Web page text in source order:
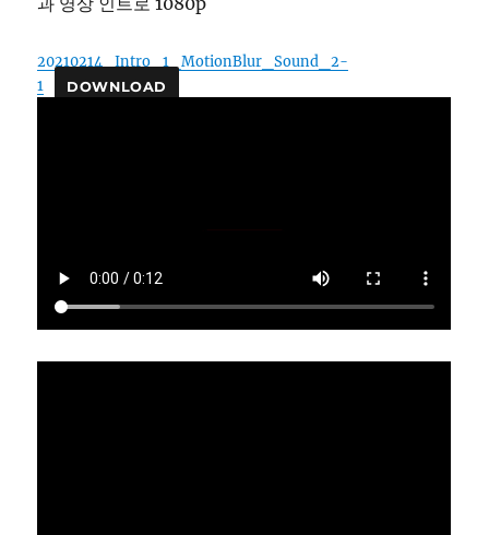
20210214_Intro_1_MotionBlur_Sound_2-
1
DOWNLOAD